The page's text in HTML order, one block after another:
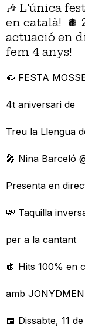
🎶 L'única
en català! 🪩
actuació en
fem 4 anys!
🫦 FESTA
4t aniversari de
Treu la Llengua
🎤 Nina Barceló
Presenta en
💸 Taquilla
per a la cantant
🪩 Hits 100% en
amb
📅 Dissabte, 11